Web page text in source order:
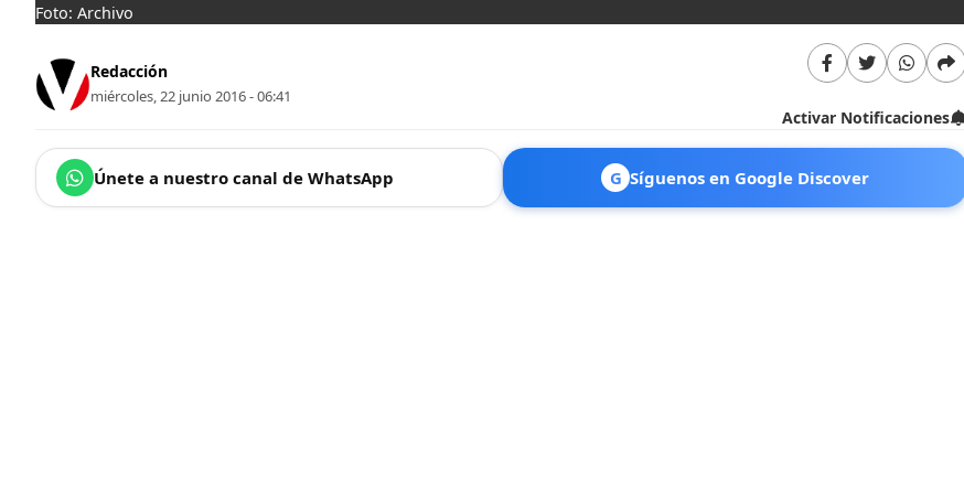
Foto: Archivo
Redacción
miércoles, 22 junio 2016 - 06:41
Activar Notificaciones
Únete a nuestro canal de WhatsApp G Síguenos en Google Discover